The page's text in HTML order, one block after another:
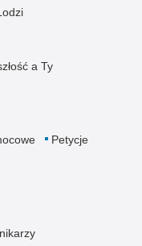
a Ty
Petycje